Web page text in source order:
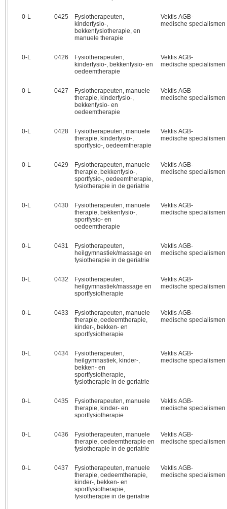
0‑L 0425
Fysiotherapeuten,
kinderfysio-,
bekkenfysiotherapie, en
manuele therapie
Vektis AGB-
medische specialismen
0‑L 0426
Fysiotherapeuten,
kinderfysio-, bekkenfysio- en
oedeemtherapie
Vektis AGB-
medische specialismen
0‑L 0427
Fysiotherapeuten, manuele
therapie, kinderfysio-,
bekkenfysio- en
oedeemtherapie
Vektis AGB-
medische specialismen
0‑L 0428
Fysiotherapeuten, manuele
therapie, kinderfysio-,
sportfysio-, oedeemtherapie
Vektis AGB-
medische specialismen
0‑L 0429
Fysiotherapeuten, manuele
therapie, bekkenfysio-,
sportfysio-, oedeemtherapie,
fysiotherapie in de geriatrie
Vektis AGB-
medische specialismen
0‑L 0430
Fysiotherapeuten, manuele
therapie, bekkenfysio-,
sportfysio- en
oedeemtherapie
Vektis AGB-
medische specialismen
0‑L 0431
Fysiotherapeuten,
heilgymnastiek/massage en
fysiotherapie in de geriatrie
Vektis AGB-
medische specialismen
0‑L 0432
Fysiotherapeuten,
heilgymnastiek/massage en
sportfysiotherapie
Vektis AGB-
medische specialismen
0‑L 0433
Fysiotherapeuten, manuele
therapie, oedeemtherapie,
kinder-, bekken- en
sportfysiotherapie
Vektis AGB-
medische specialismen
0‑L 0434
Fysiotherapeuten,
heilgymnastiek, kinder-,
bekken- en
sportfysiotherapie,
fysiotherapie in de geriatrie
Vektis AGB-
medische specialismen
0‑L 0435
Fysiotherapeuten, manuele
therapie, kinder- en
sportfysiotherapie
Vektis AGB-
medische specialismen
0‑L 0436
Fysiotherapeuten, manuele
therapie, oedeemtherapie en
fysiotherapie in de geriatrie
Vektis AGB-
medische specialismen
0‑L 0437
Fysiotherapeuten, manuele
therapie, oedeemtherapie,
kinder-, bekken- en
sportfysiotherapie,
fysiotherapie in de geriatrie
Vektis AGB-
medische specialismen